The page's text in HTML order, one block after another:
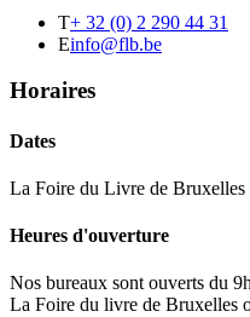
T+ 32 (0) 2 290 44 31
Einfo@flb.be
Horaires
Dates
La Foire du Livre de Bruxelles
Heures d'ouverture
Nos bureaux sont ouverts du
La Foire du livre de Bruxelles